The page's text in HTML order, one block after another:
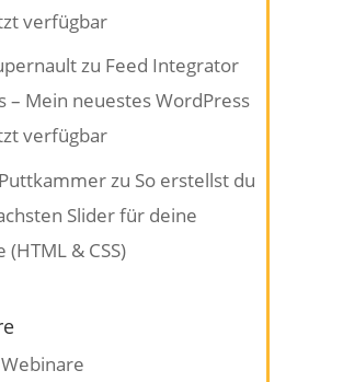
verfügbar
zu Feed Integrator
– Mein neuestes WordPress
verfügbar
zu So erstellst du
Slider für deine
& CSS)